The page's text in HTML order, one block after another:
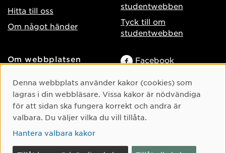
Hitta till oss
Om något händer
studentwebben
Tyck till om
studentwebben
Om webbplatsen
Behandling av
personuppgifter
Hantera kakor
Facebook
TikTok
Youtube
Cookie-samtycke
Denna webbplats använder kakor (cookies) som
lagras i din webbläsare. Vissa kakor är nödvändiga
för att sidan ska fungera korrekt och andra är
valbara. Du väljer vilka du vill tillåta.
Hantera valbara kakor